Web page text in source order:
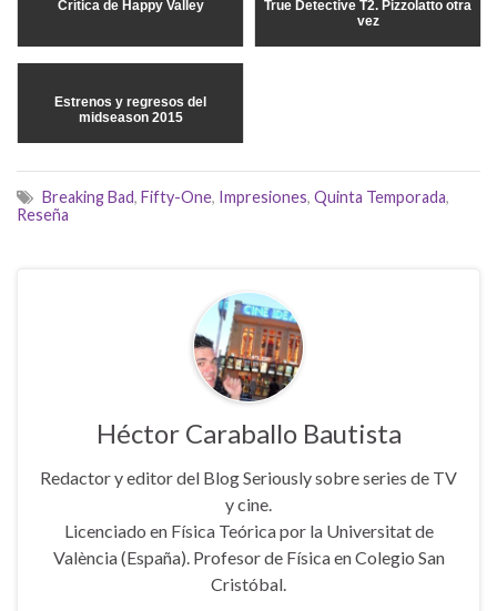
Crítica de Happy Valley
True Detective T2. Pizzolatto otra
vez
Estrenos y regresos del
midseason 2015
Breaking Bad, Fifty-One, Impresiones, Quinta Temporada,
Reseña
Héctor Caraballo Bautista
Redactor y editor del Blog Seriously sobre series de TV
y cine.
Licenciado en Física Teórica por la Universitat de
València (España). Profesor de Física en Colegio San
Cristóbal.